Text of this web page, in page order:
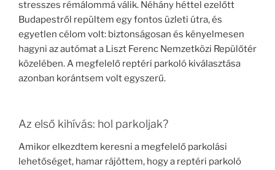
stresszes rémálommá válik. Néhány héttel ezelőtt
Budapestről repültem egy fontos üzleti útra, és
egyetlen célom volt: biztonságosan és kényelmesen
hagyni az autómat a Liszt Ferenc Nemzetközi Repülőtér
közelében. A megfelelő reptéri parkoló kiválasztása
azonban korántsem volt egyszerű.
Az első kihívás: hol parkoljak?
Amikor elkezdtem keresni a megfelelő parkolási
lehetőséget, hamar rájöttem, hogy a reptéri parkoló